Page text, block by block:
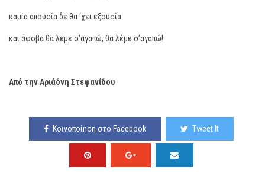
καμία απουσία δε θα ‘χει εξουσία
και άφοβα θα λέμε σ’αγαπώ, θα λέμε σ’αγαπώ!
Από την Αριάδνη Στεφανίδου
Κοινοποίηση στο Facebook Tweet It